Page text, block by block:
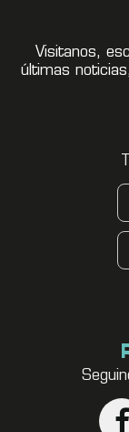
Visitanos,
últimas